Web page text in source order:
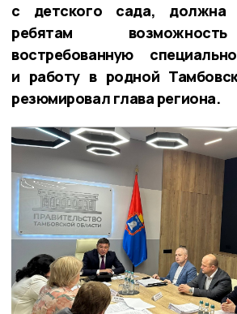
с детского сада, должна
ребятам
востребованную
и работу в родной
резюмировал глава региона.